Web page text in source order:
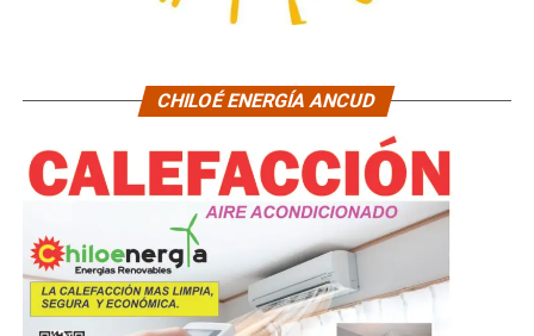
CHILOÉ ENERGÍA ANCUD